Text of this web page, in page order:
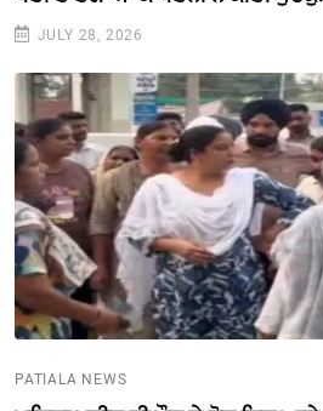
JULY 28, 2026
PATIALA NEWS